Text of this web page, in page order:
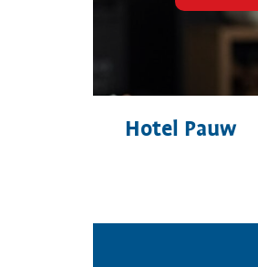
Hotel Pauw